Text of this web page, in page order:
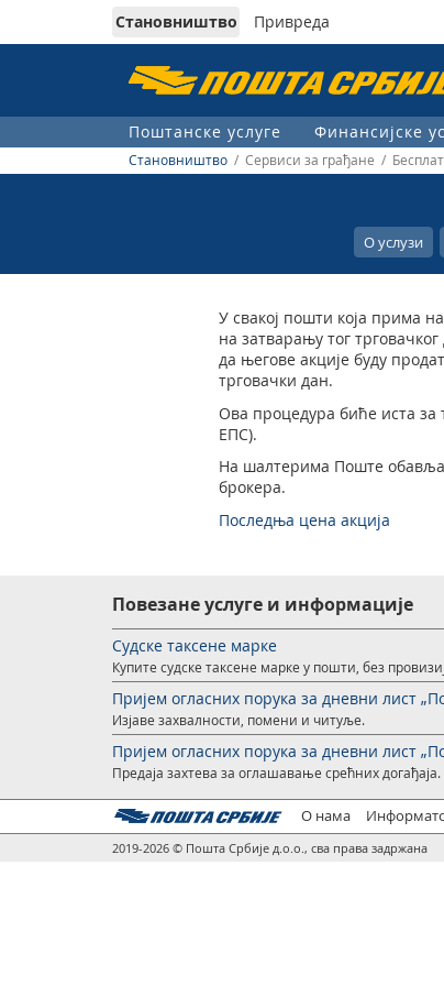
Пошта
Србије
д.о.о.
Становништво Привреда
Поштанске услуге Финансијске
Становништво / Сервиси за грађане /
О услузи
У свакој пошти која прима
на затварању тог
да његове акције буду
трговачки дан.
Ова процедура биће иста за
ЕПС).
На шалтерима Поште
брокера.
Последња цена акција
Повезане услуге и информације
Судске таксене марке
Купите судске таксене марке у пошти, без
Пријем огласних порука за дневни лист
Изјаве захвалности, помени и читуље.
Пријем огласних порука за дневни лист
Предајa захтевa за оглашавање срећних догађаја.
О нама
2019-2026 © Пошта Србије д.о.о., сва права задржана